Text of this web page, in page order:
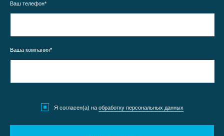
Ваш телефон*
Ваша компания*
Я согласен(а) на обработку персональных данных